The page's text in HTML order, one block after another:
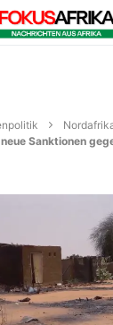
Sanktionen